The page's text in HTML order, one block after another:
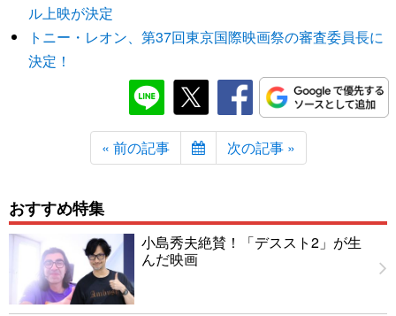
ル上映が決定
トニー・レオン、第37回東京国際映画祭の審査委員長に
決定！
« 前の記事 次の記事 »
おすすめ特集
小島秀夫絶賛！「デススト2」が生
んだ映画